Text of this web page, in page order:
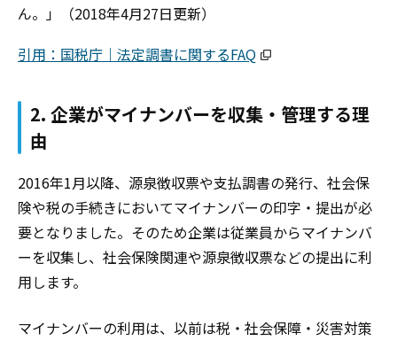
ん。」（2018年4月27日更新）
引用：国税庁｜法定調書に関するFAQ
2. 企業がマイナンバーを収集・管理する理
由
2016年1月以降、源泉徴収票や支払調書の発行、社会保
険や税の手続きにおいてマイナンバーの印字・提出が必
要となりました。そのため企業は従業員からマイナンバ
ーを収集し、社会保険関連や源泉徴収票などの提出に利
用します。
マイナンバーの利用は、以前は税・社会保障・災害対策